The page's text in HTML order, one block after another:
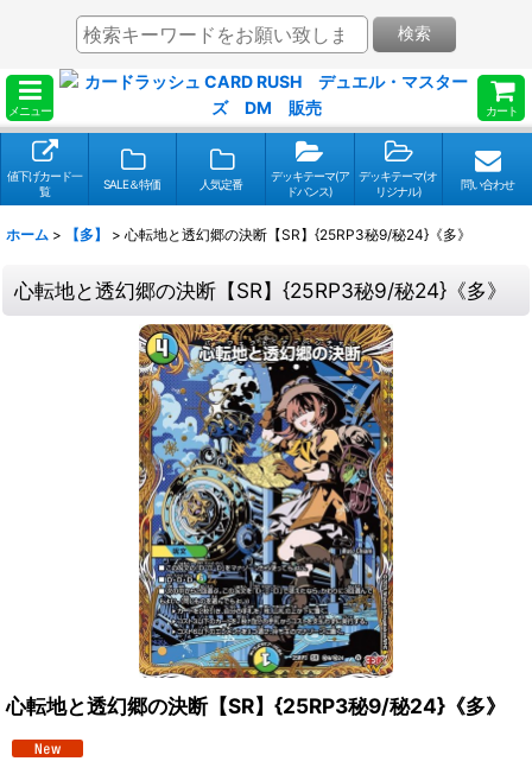
メニュー カート
検索
値下げカード一
覧
SALE＆特価 人気定番
デッキテーマ(ア
ドバンス)
デッキテーマ(オ
リジナル)
問い合わせ
ホーム > 【多】 > 心転地と透幻郷の決断【SR】{25RP3秘9/秘24}《多》
心転地と透幻郷の決断【SR】{25RP3秘9/秘24}《多》
心転地と透幻郷の決断【SR】{25RP3秘9/秘24}《多》